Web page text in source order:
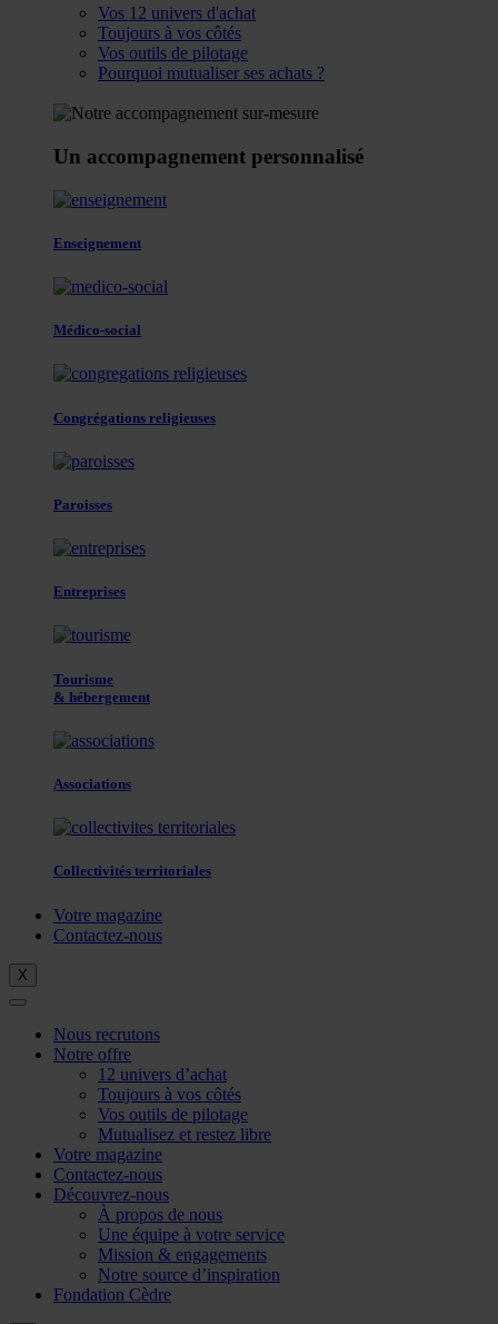
Vos 12 univers d'achat
Toujours à vos côtés
Vos outils de pilotage
Pourquoi mutualiser ses achats ?
Un accompagnement personnalisé
Enseignement
Médico-social
Congrégations religieuses
Paroisses
Entreprises
Tourisme
& hébergement
Associations
Collectivités territoriales
Votre magazine
Contactez-nous
X
Nous recrutons
Notre offre
12 univers d’achat
Toujours à vos côtés
Vos outils de pilotage
Mutualisez et restez libre
Votre magazine
Contactez-nous
Découvrez-nous
À propos de nous
Une équipe à votre service
Mission & engagements
Notre source d’inspiration
Fondation Cèdre